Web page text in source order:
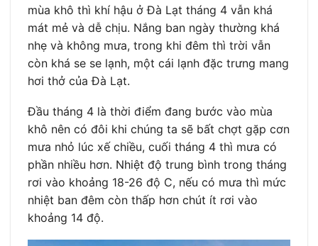
mùa khô thì khí hậu ở Đà Lạt tháng 4 vẫn khá
mát mẻ và dễ chịu. Nắng ban ngày thường khá
nhẹ và không mưa, trong khi đêm thì trời vẫn
còn khá se se lạnh, một cái lạnh đặc trưng mang
hơi thở của Đà Lạt.
Đầu tháng 4 là thời điểm đang bước vào mùa
khô nên có đôi khi chúng ta sẽ bất chợt gặp cơn
mưa nhỏ lúc xế chiều, cuối tháng 4 thì mưa có
phần nhiều hơn. Nhiệt độ trung bình trong tháng
rơi vào khoảng 18-26 độ C, nếu có mưa thì mức
nhiệt ban đêm còn thấp hơn chút ít rơi vào
khoảng 14 độ.